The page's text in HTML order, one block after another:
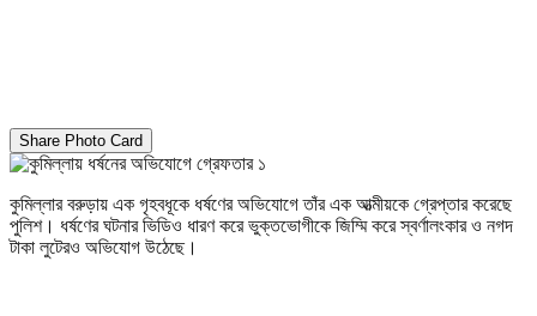
Share Photo Card
কুমিল্লার বরুড়ায় এক গৃহবধূকে ধর্ষণের অভিযোগে তাঁর এক আত্মীয়কে গ্রেপ্তার করেছে
পুলিশ। ধর্ষণের ঘটনার ভিডিও ধারণ করে ভুক্তভোগীকে জিম্মি করে স্বর্ণালংকার ও নগদ
টাকা লুটেরও অভিযোগ উঠেছে।